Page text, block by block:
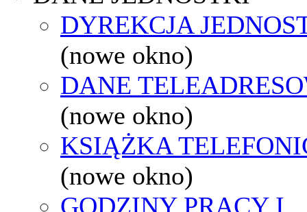
DYREKCJA
(nowe okno)
DANE
(nowe okno)
KSIĄŻKA
(nowe okno)
GODZINY PRACY I